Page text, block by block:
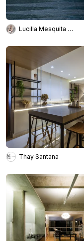
Lucilla Mesquita Arquitetura e Interiores
Thay Santana